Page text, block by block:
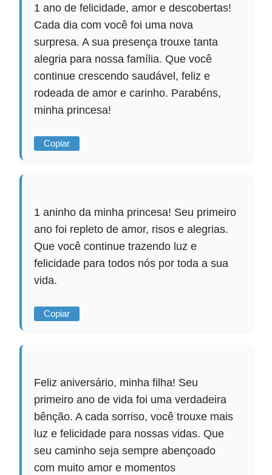
1 ano de felicidade, amor e descobertas!
Cada dia com você foi uma nova
surpresa. A sua presença trouxe tanta
alegria para nossa família. Que você
continue crescendo saudável, feliz e
rodeada de amor e carinho. Parabéns,
minha princesa!
Copiar
1 aninho da minha princesa! Seu primeiro
ano foi repleto de amor, risos e alegrias.
Que você continue trazendo luz e
felicidade para todos nós por toda a sua
vida.
Copiar
Feliz aniversário, minha filha! Seu
primeiro ano de vida foi uma verdadeira
bênção. A cada sorriso, você trouxe mais
luz e felicidade para nossas vidas. Que
seu caminho seja sempre abençoado
com muito amor e momentos